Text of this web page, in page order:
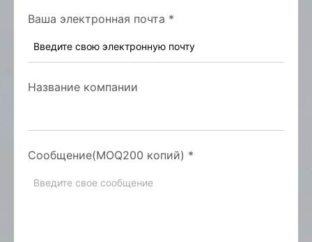
Ваша электронная почта *
Название компании
Сообщение(MOQ200 копий) *